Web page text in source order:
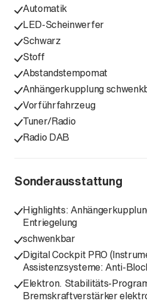
Automatik
LED-Scheinwerfer
Schwarz
Stoff
Abstandstempomat
Anhängerkupplung
Vorführfahrzeug
Tuner/Radio
Radio DAB
Sonderausstattung
Highlights:
Entriegelung
schwenkbar
Digital Cockpit PRO
Assistenzsysteme: Anti-
Elektron. Stabilitäts-
Bremskraftverstärker